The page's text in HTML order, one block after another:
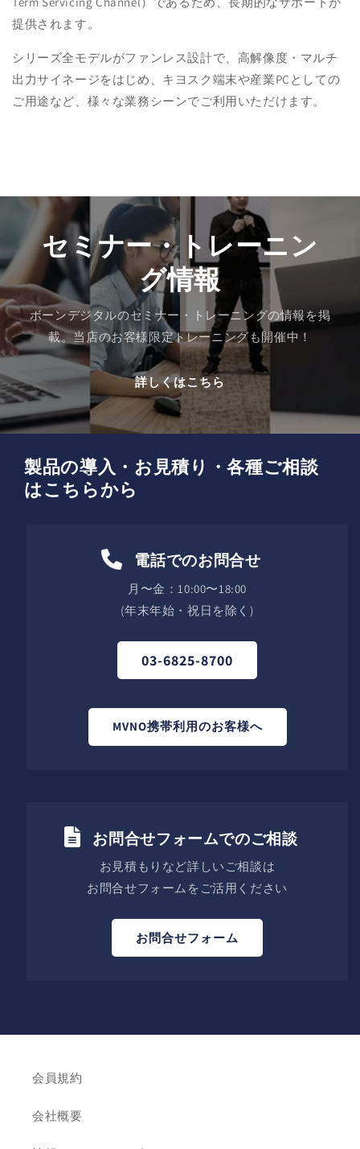
提供されます。
シリーズ全モデルがファンレス設計で、高解像度・マルチ
出力サイネージをはじめ、キヨスク端末や産業PCとしての
ご用途など、様々な業務シーンでご利用いただけます。
セミナー・トレーニン
グ情報
ボーンデジタルのセミナー・トレーニングの情報を掲
載。当店のお客様限定トレーニングも開催中！
詳しくはこちら
製品の導入・お見積り・各種ご相談
はこちらから
電話でのお問合せ
月〜金：10:00〜18:00
(年末年始・祝日を除く)
03-6825-8700
MVNO携帯利用のお客様へ
お問合せフォームでのご相談
お見積もりなど詳しいご相談は
お問合せフォームをご活用ください
お問合せフォーム
会員規約
会社概要